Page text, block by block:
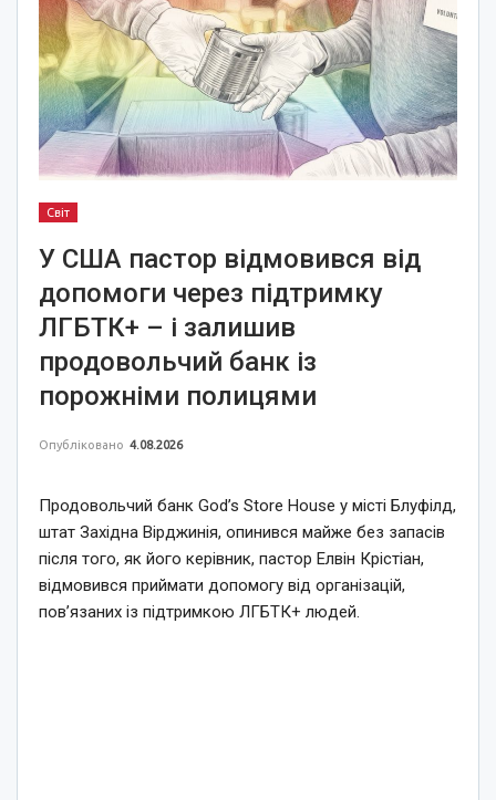
Світ
У США пастор відмовився від
допомоги через підтримку
ЛГБТК+ – і залишив
продовольчий банк із
порожніми полицями
Опубліковано 4.08.2026
Продовольчий банк God’s Store House у місті Блуфілд,
штат Західна Вірджинія, опинився майже без запасів
після того, як його керівник, пастор Елвін Крістіан,
відмовився приймати допомогу від організацій,
пов’язаних із підтримкою ЛГБТК+ людей.